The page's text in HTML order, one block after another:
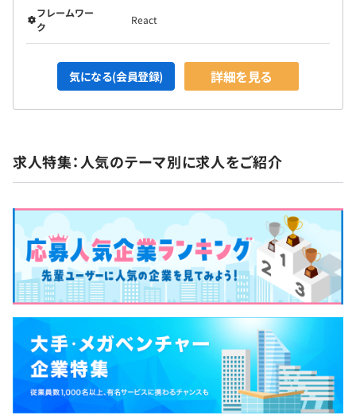
フレームワー
ク
React
気になる(会員登録) 詳細を見る
求人特集：人気のテーマ別に求人をご紹介